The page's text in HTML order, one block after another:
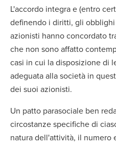
L'accordo integra e (entro
definendo i diritti, gli
azionisti hanno concordato
che non sono affatto
casi in cui la disposizione di
adeguata alla società in
dei suoi azionisti.
Un patto parasociale ben
circostanze specifiche di
natura dell'attività, il numero